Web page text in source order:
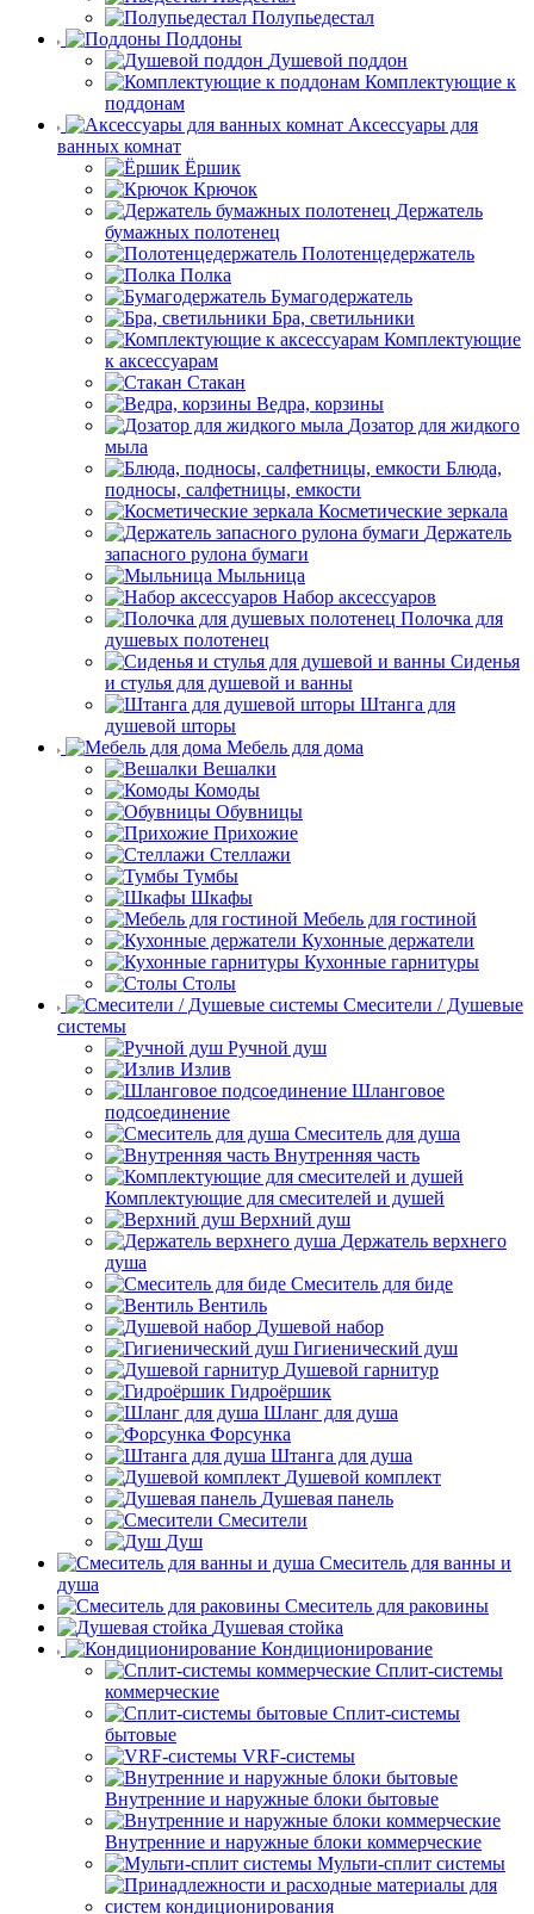
Полупьедестал
Поддоны
Душевой поддон
Комплектующие к
поддонам
Аксессуары для
ванных комнат
Ёршик
Крючок
Держатель
бумажных полотенец
Полотенцедержатель
Полка
Бумагодержатель
Бра, светильники
Комплектующие
к аксессуарам
Стакан
Ведра, корзины
Дозатор для жидкого
мыла
Блюда,
подносы, салфетницы, емкости
Косметические зеркала
Держатель
запасного рулона бумаги
Мыльница
Набор аксессуаров
Полочка для
душевых полотенец
Сиденья
и стулья для душевой и ванны
Штанга для
душевой шторы
Мебель для дома
Вешалки
Комоды
Обувницы
Прихожие
Стеллажи
Тумбы
Шкафы
Мебель для гостиной
Кухонные держатели
Кухонные гарнитуры
Столы
Смесители / Душевые
системы
Ручной душ
Излив
Шланговое
подсоединение
Смеситель для душа
Внутренняя часть
Комплектующие для смесителей и душей
Верхний душ
Держатель верхнего
душа
Смеситель для биде
Вентиль
Душевой набор
Гигиенический душ
Душевой гарнитур
Гидроёршик
Шланг для душа
Форсунка
Штанга для душа
Душевой комплект
Душевая панель
Смесители
Душ
Смеситель для ванны и
душа
Смеситель для раковины
Душевая стойка
Кондиционирование
Сплит-системы
коммерческие
Сплит-системы
бытовые
VRF-системы
Внутренние и наружные блоки бытовые
Внутренние и наружные блоки коммерческие
Мульти-сплит системы